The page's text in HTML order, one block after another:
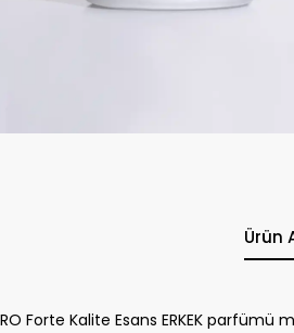
Ürün
Forte Kalite Esans ERKEK parfümü